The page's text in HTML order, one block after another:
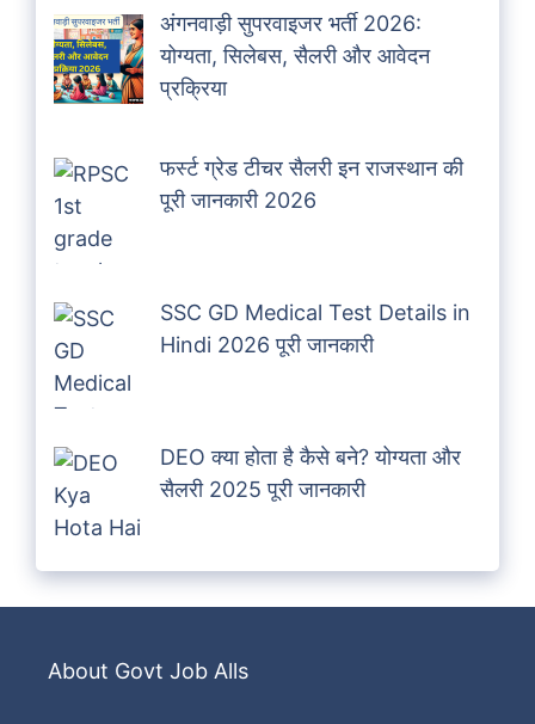
अंगनवाड़ी सुपरवाइजर भर्ती 2026:
योग्यता, सिलेबस, सैलरी और आवेदन
प्रक्रिया
फर्स्ट ग्रेड टीचर सैलरी इन राजस्थान की
पूरी जानकारी 2026
SSC GD Medical Test Details in
Hindi 2026 पूरी जानकारी
DEO क्या होता है कैसे बने? योग्यता और
सैलरी 2025 पूरी जानकारी
About Govt Job Alls